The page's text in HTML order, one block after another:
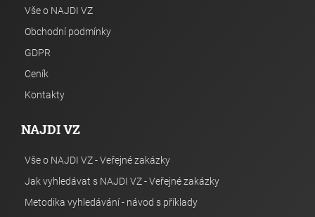
Vše o NAJDI VZ
Obchodní podmínky
GDPR
Ceník
Kontakty
NAJDI VZ
Vše o NAJDI VZ - Veřejné zakázky
Jak vyhledávat s NAJDI VZ - Veřejné zakázky
Metodika vyhledávání - návod s příklady